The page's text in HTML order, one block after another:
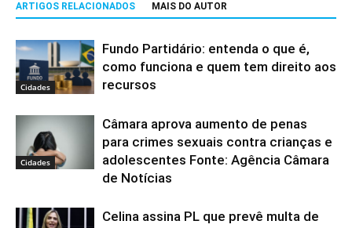
ARTIGOS RELACIONADOS MAIS DO AUTOR
Cidades
Fundo Partidário: entenda o que é,
como funciona e quem tem direito aos
recursos
Cidades
Câmara aprova aumento de penas
para crimes sexuais contra crianças e
adolescentes Fonte: Agência Câmara
de Notícias
Celina assina PL que prevê multa de